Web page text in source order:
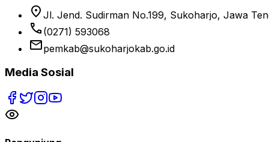
location_on Jl. Jend. Sudirman No.199, Sukoharjo, Jawa
phone (0271) 593068
emailpemkab@sukoharjokab.go.id
Media Sosial